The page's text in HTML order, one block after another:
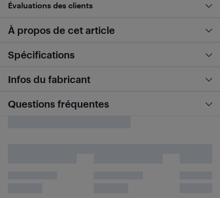
Évaluations des clients
À propos de cet article
Spécifications
Infos du fabricant
Questions fréquentes